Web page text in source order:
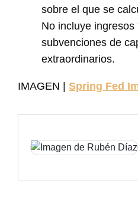
sobre el que se
No incluye ingresos
subvenciones de
extraordinarios.
IMAGEN | Spring Fed